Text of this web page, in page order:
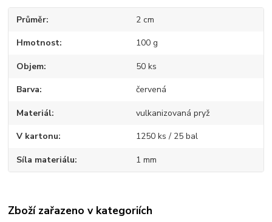
Průměr 2 cm
Hmotnost 100 g
Objem 50 ks
Barva červená
Materiál vulkanizovaná pryž
V kartonu 1250 ks / 25 bal
Síla materiálu 1 mm
Zboží zařazeno v kategoriích